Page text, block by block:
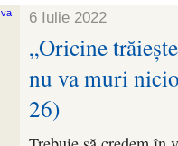
6 Iulie 2022
„Oricine
nu va muri
26)